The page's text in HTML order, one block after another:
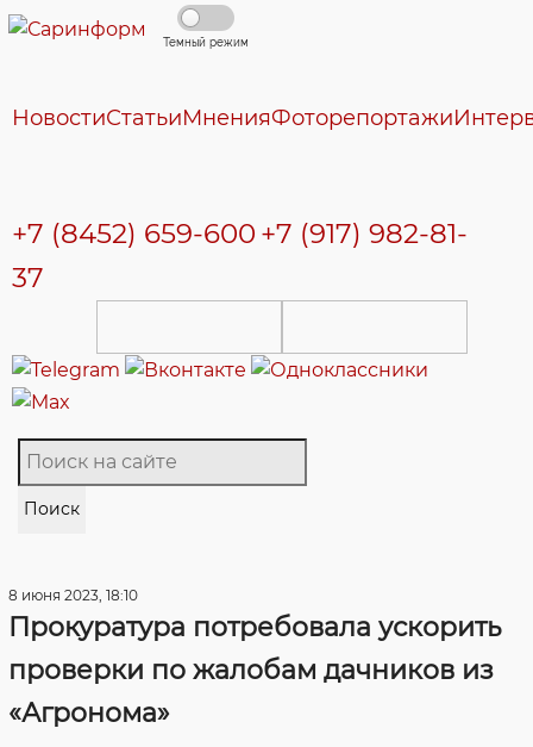
Темный режим
НовостиСтатьиМненияФоторепортажи
+7 (8452) 659-600 +7 (917) 982-81-
37
Поиск
8 июня 2023, 18:10
Прокуратура потребовала ускорить
проверки по жалобам дачников из
«Агронома»